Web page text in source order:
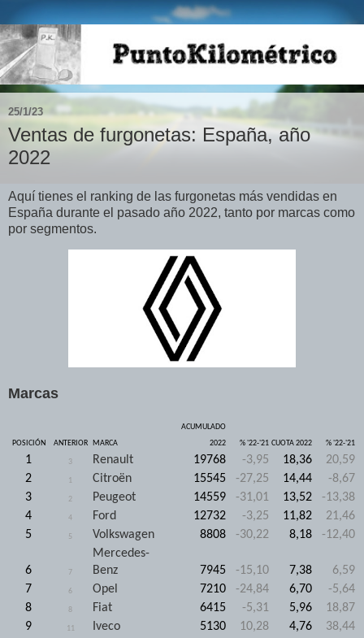
25/1/23
Ventas de furgonetas: España, año
2022
Aquí tienes el ranking de las furgonetas más vendidas en
España durante el pasado año 2022, tanto por marcas como
por segmentos.
Marcas
POSICIÓN ANTERIOR MARCA
ACUMULADO
2022
% '22-'21 CUOTA 2022 % '22-'21
1 3 Renault 19768 -3,95 18,36
20,59
2
1 Citroën 15545 -27,25 14,44
-8,67
3
2 Peugeot 14559 -31,01 13,52
-13,38
4
4 Ford 12732 -3,25 11,82
21,46
5
5 Volkswagen 8808 -30,22 8,18 -12,40
6 7
Mercedes-
Benz
7945 -15,10 7,38
6,59
7
6 Opel 7210 -24,84 6,70
-5,64
8
8 Fiat 6415 -5,31 5,96
18,87
9
11 Iveco 5130 10,28 4,76
38,44